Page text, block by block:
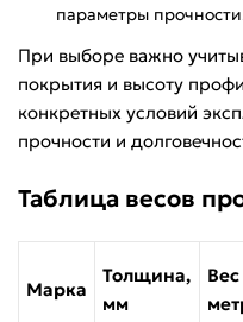
параметры
При выборе важно
покрытия и высоту
конкретных условий
прочности и
Таблица весов
Марка
Толщина,
мм